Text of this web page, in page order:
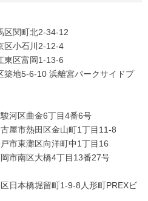
区関町北2-34-12
区小石川2-12-4
東区富岡1-13-6
築地5-6-10 浜離宮パークサイドプ
河区曲金6丁目4番6号
屋市熱田区金山町1丁目11-8
市東灘区向洋町中1丁目16
市南区大橋4丁目13番27号
日本橋堀留町1-9-8人形町PREXビ